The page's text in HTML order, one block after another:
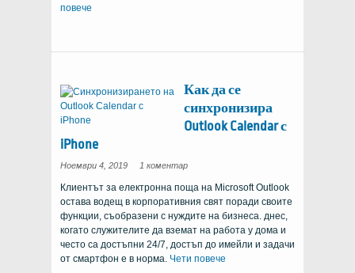
повече
Как да се
синхронизира
Outlook Calendar с
iPhone
Ноември 4, 2019 1 коментарза
да
Outlook
Calendar
с
iPhone
Клиентът за електронна поща на Microsoft Outlook
остава водещ в корпоративния свят поради своите
функции, съобразени с нуждите на бизнеса. днес,
когато служителите да вземат на работа у дома и
често са достъпни 24/7, достъп до имейли и задачи
от смартфон е в норма. Чети повече